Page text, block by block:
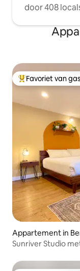
door 408
Topfavoriet van
Favoriet van
Appartement in
Sunriver Studio